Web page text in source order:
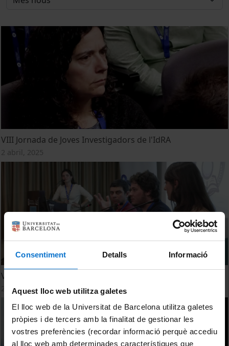
Consentiment Detalls Informació
Aquest lloc web utilitza galetes
El lloc web de la Universitat de Barcelona utilitza galetes
pròpies i de tercers amb la finalitat de gestionar les
vostres preferències (recordar informació perquè accediu
al lloc web amb determinades característiques que
VIII Jornada de Joves Investigadors de l'IdRA
2 abril, 2025
VII Jornada de Joves Investigadors de l’IdRA
29 maig, 2024